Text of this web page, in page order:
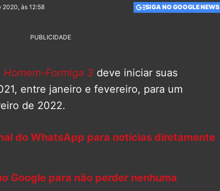
2020, às 12:58 SIGA NO GOOGLE NEWS
PUBLICIDADE
Homem-Formiga 3 deve iniciar suas
entre janeiro e fevereiro, para um
de 2022.
do WhatsApp para notícias diretamente
Google para não perder nenhuma